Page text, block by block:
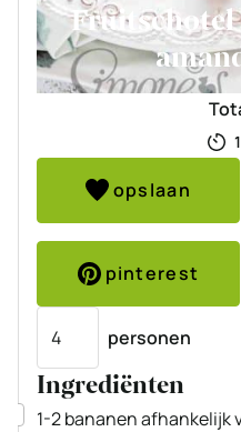
Fruitschotel
opslaan
pinterest
personen
Ingrediënten
▢
1-2bananenafhankelijk